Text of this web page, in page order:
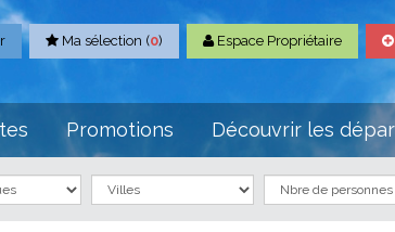
Ma sélection (0) Espace Propriétaire
Promotions Découvrir les